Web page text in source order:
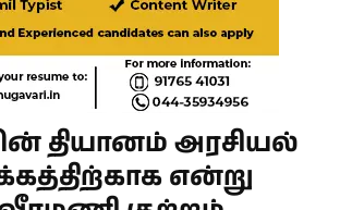
தியானம் அரசியல்
என்று